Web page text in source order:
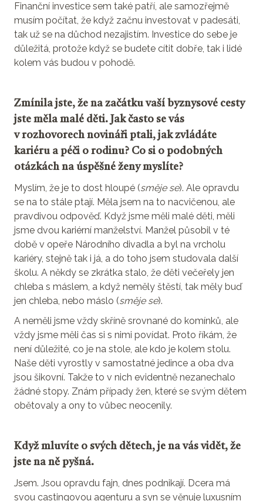
Finanční investice sem také patří, ale samozřejmě
musím počítat, že když začnu investovat v padesáti,
tak už se na důchod nezajistím. Investice do sebe je
důležitá, protože když se budete cítit dobře, tak i lidé
kolem vás budou v pohodě.
Zmínila jste, že na začátku vaší byznysové cesty
jste měla malé děti. Jak často se vás
v rozhovorech novináři ptali, jak zvládáte
kariéru a péči o rodinu? Co si o podobných
otázkách na úspěšné ženy myslíte?
Myslím, že je to dost hloupé (směje se). Ale opravdu
se na to stále ptají. Měla jsem na to nacvičenou, ale
pravdivou odpověď. Když jsme měli malé děti, měli
jsme dvou kariérní manželství. Manžel působil v té
době v opeře Národního divadla a byl na vrcholu
kariéry, stejně tak i já, a do toho jsem studovala další
školu. A někdy se zkrátka stalo, že děti večeřely jen
chleba s máslem, a když neměly štěstí, tak měly buď
jen chleba, nebo máslo (směje se).
A neměli jsme vždy skříně srovnané do komínků, ale
vždy jsme měli čas si s nimi povídat. Proto říkám, že
není důležité, co je na stole, ale kdo je kolem stolu.
Naše děti vyrostly v samostatné jedince a oba dva
jsou šikovní. Takže to v nich evidentně nezanechalo
žádné stopy. Znám případy žen, které se svým dětem
obětovaly a ony to vůbec neocenily.
Když mluvíte o svých dětech, je na vás vidět, že
jste na ně pyšná.
Jsem. Jsou opravdu fajn, dnes podnikají. Dcera má
svou castingovou agenturu a syn se věnuje luxusním